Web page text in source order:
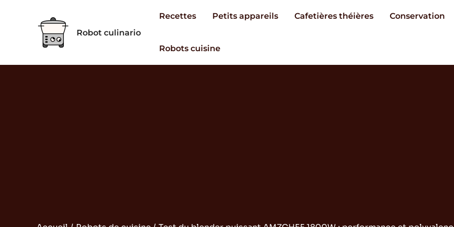
Robot culinario
Recettes Petits appareils Cafetières théières Conservation
Robots cuisine